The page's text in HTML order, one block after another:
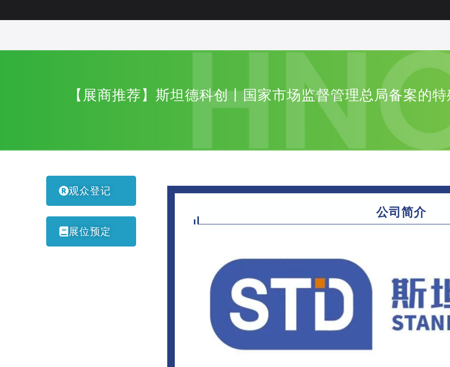
【展商推荐】斯坦德科创丨国家市场监督管理总局备案的
观众登记
展位预定
公司简介